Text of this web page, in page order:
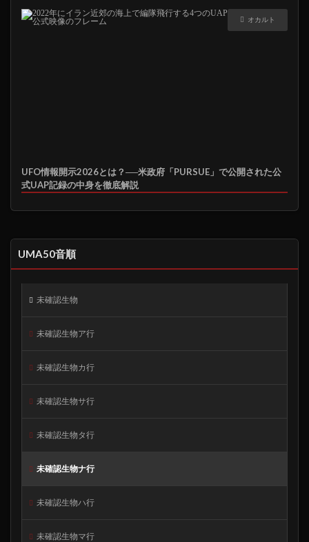
オカルト
UFO情報開示2026とは？──米政府「PURSUE」で公開された公
式UAP記録の中身を徹底解説
UMA50音順
未確認生物
未確認生物ア行
未確認生物カ行
未確認生物サ行
未確認生物タ行
未確認生物ナ行
未確認生物ハ行
未確認生物マ行